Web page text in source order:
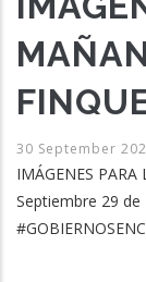
30 September
IMÁGENES PARA
Septiembre 29